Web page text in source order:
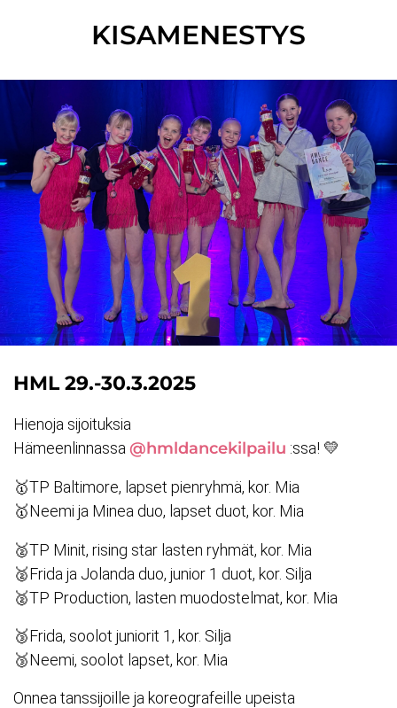
KISAMENESTYS
HML 29.-30.3.2025
Hienoja sijoituksia
Hämeenlinnassa @hmldancekilpailu :ssa! 💛
🥇TP Baltimore, lapset pienryhmä, kor. Mia
🥇Neemi ja Minea duo, lapset duot, kor. Mia
🥈TP Minit, rising star lasten ryhmät, kor. Mia
🥈Frida ja Jolanda duo, junior 1 duot, kor. Silja
🥈TP Production, lasten muodostelmat, kor. Mia
🥉Frida, soolot juniorit 1, kor. Silja
🥉Neemi, soolot lapset, kor. Mia
Onnea tanssijoille ja koreografeille upeista